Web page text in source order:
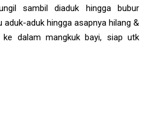
sambil diaduk hingga bubur
aduk hingga asapnya hilang &
ke dalam mangkuk bayi, siap utk